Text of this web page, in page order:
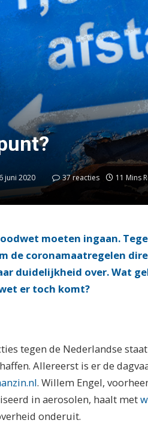
juni 2020 37 reacties 11 Mins
moeten ingaan.
de coronamaatregelen
duidelijkheid over. Wat
er toch komt?
tegen de Nederlandse
Allereerst is er de
. Willem Engel,
in aerosolen, haalt met
onderuit.